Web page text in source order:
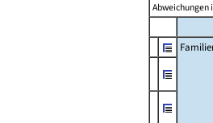
Abweichungen